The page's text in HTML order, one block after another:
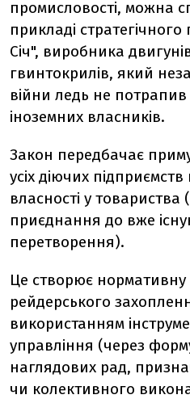
промисловості, можна
прикладі
Січ", виробника
гвинтокрилів, який
війни ледь не потрапив
іноземних власників.
Закон передбачає
усіх діючих
власності у
приєднання до вже
перетворення).
Це створює нормативну
рейдерського
використанням
управління (через
наглядових рад,
чи колективного